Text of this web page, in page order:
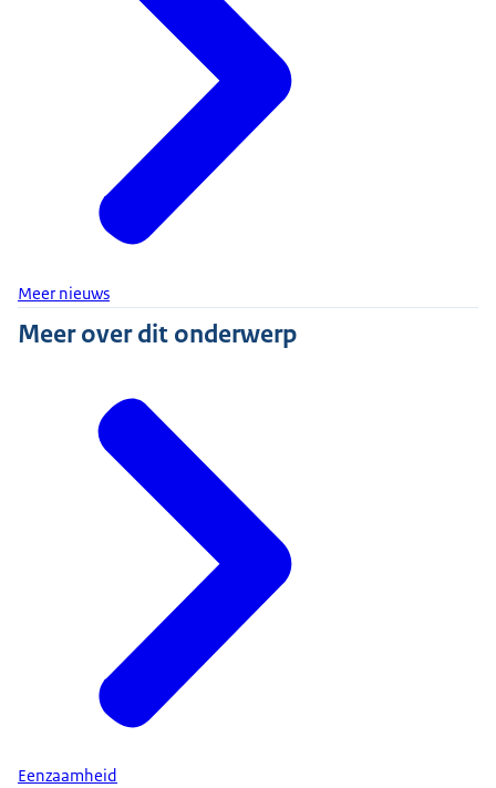
Meer nieuws
Meer over dit onderwerp
Eenzaamheid